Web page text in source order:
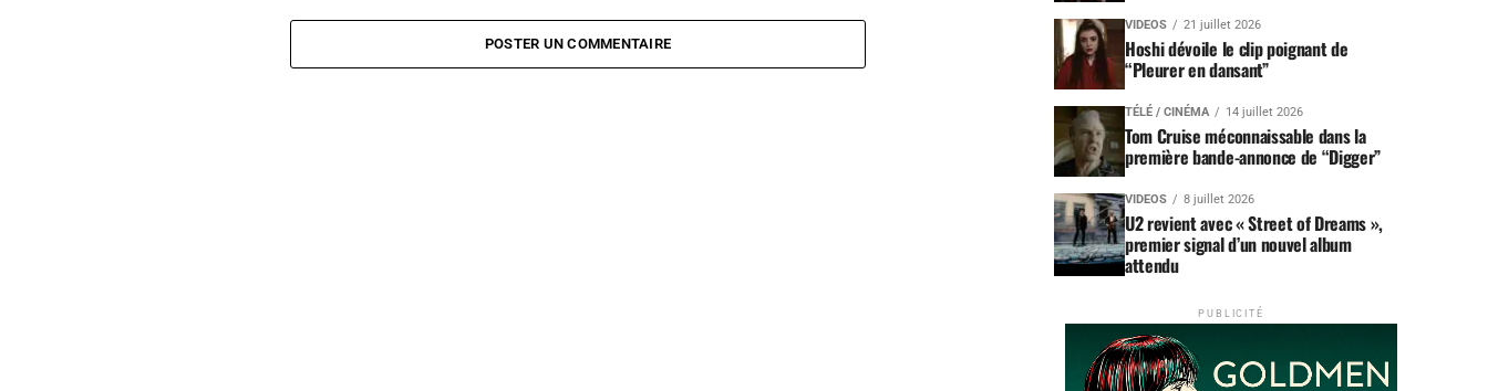
POSTER UN COMMENTAIRE
VIDEOS 21 juillet 2026
Hoshi dévoile le clip poignant de
“Pleurer en dansant”
TÉLÉ / CINÉMA 14 juillet 2026
Tom Cruise méconnaissable dans la
première bande-annonce de “Digger”
VIDEOS 8 juillet 2026
U2 revient avec « Street of Dreams »,
premier signal d’un nouvel album
attendu
PUBLICITÉ